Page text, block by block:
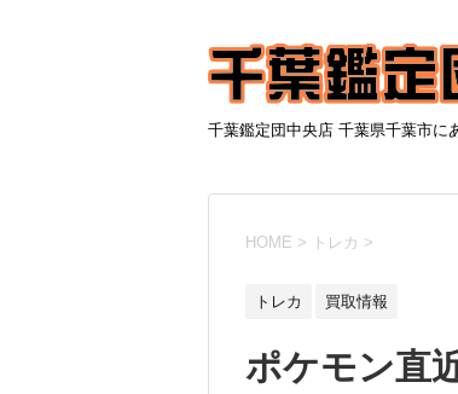
千葉鑑定団中央店 千葉県千葉市
HOME > トレカ >
トレカ 買取情報
ポケモン直